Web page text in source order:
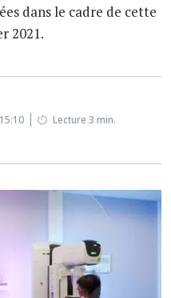
dans le cadre de cette
2021.
Lecture 3 min.